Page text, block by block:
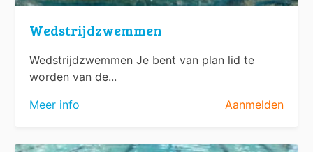
Wedstrijdzwemmen
Wedstrijdzwemmen Je bent van plan lid te
worden van de...
Meer info
Aanmelden